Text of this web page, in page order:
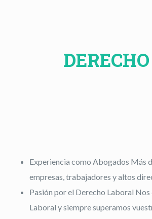
Experiencia como Abogados Más
empresas, trabajadores y altos
Pasión por el Derecho Laboral Nos
Laboral y siempre superamos